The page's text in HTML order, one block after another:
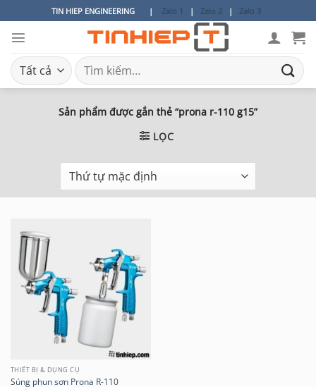
qua
nội
dung
TIN HIEP ENGINEERING | Zalo 1 | Zalo 2| Zalo 3
Tìm
kiếm:
Sản phẩm được gắn thẻ “prona r-110 g15”
LỌC
THIẾT BỊ & DỤNG CỤ
Súng phun sơn Prona R-110